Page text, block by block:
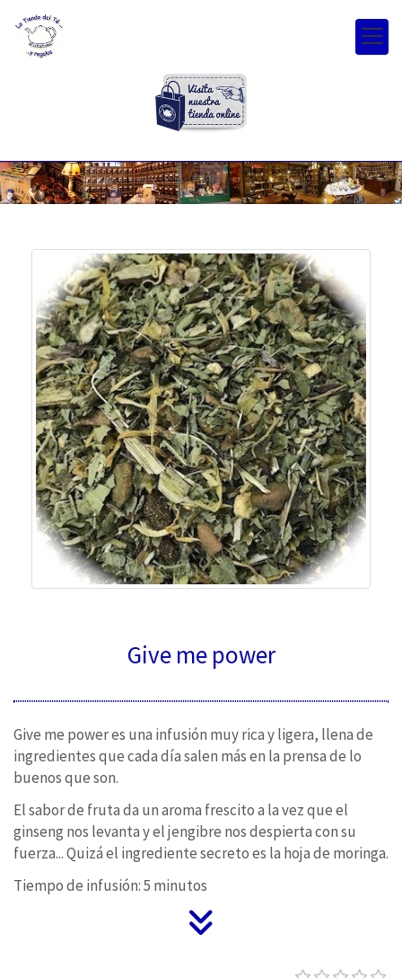
Give me power
Give me power es una infusión muy rica y ligera, llena de
ingredientes que cada día salen más en la prensa de lo
buenos que son.
El sabor de fruta da un aroma frescito a la vez que el
ginseng nos levanta y el jengibre nos despierta con su
fuerza... Quizá el ingrediente secreto es la hoja de moringa.
Tiempo de infusión: 5 minutos